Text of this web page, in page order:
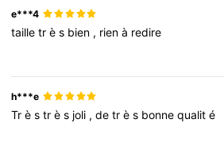
e***4
tailletrès bien , rienà redire
h***e
Trèstrès joli ,detrès bonnequalité